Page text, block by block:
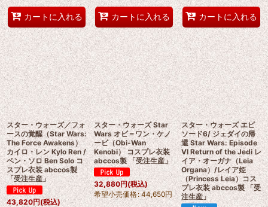
カートに入れる カートに入れる カートに入れる
スター・ウォーズ／フォ
ースの覚醒（Star Wars:
The Force Awakens）
カイロ・レン Kylo Ren /
ベン・ソロ Ben Solo コ
スプレ衣装 abccos製
「受注生産」
43,820円(税込)
スター・ウォーズ Star
Wars オビ＝ワン・ケノ
ービ（Obi-Wan
Kenobi） コスプレ衣装
abccos製 「受注生産」
32,880円(税込)
希望小売価格: 44,650円
スター・ウォーズ エピ
ソード6/ ジェダイの帰
還 Star Wars: Episode
VI Return of the Jedi レ
イア・オーガナ（Leia
Organa）/レイア姫
（Princess Leia）コス
プレ衣装 abccos製 「受
注生産」